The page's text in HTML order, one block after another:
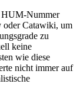
HUM-Nummer
oder Catawiki, um
zu
keine
wie diese
nicht immer auf